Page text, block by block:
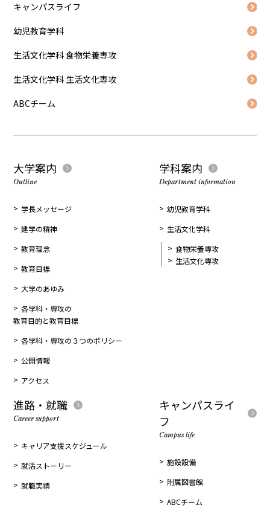
キャンパスライフ
幼児教育学科
生活文化学科 食物栄養専攻
生活文化学科 生活文化専攻
ABCチーム
大学案内
Outline
学長メッセージ
建学の精神
教育理念
教育目標
大学のあゆみ
各学科・専攻の
教育目的と教育目標
各学科・専攻の３つのポリシー
公開情報
アクセス
学科案内
Department information
幼児教育学科
生活文化学科
食物栄養専攻
生活文化専攻
進路・就職
Career support
キャリア支援スケジュール
就活ストーリー
就職実績
キャンパスライ
フ
Campus life
施設設備
附属図書館
ABCチーム